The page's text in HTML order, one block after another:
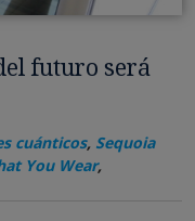
futuro será
cuánticos, Sequoia
You Wear,